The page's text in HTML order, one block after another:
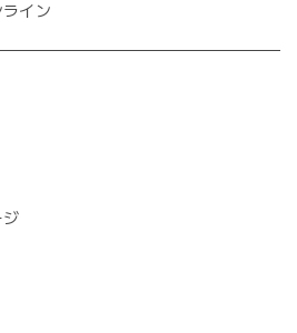
イン
ジ